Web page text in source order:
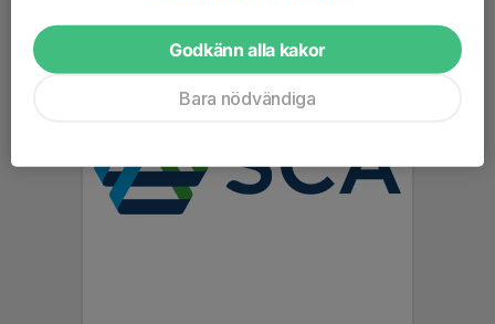
Godkänn alla kakor
Bara nödvändiga